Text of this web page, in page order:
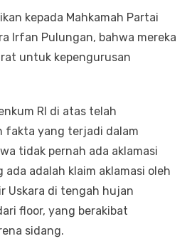
kepada Mahkamah Partai
Irfan Pulungan, bahwa mereka
untuk kepengurusan
RI di atas telah
fakta yang terjadi dalam
tidak pernah ada aklamasi
ada adalah klaim aklamasi oleh
Uskara di tengah hujan
floor, yang berakibat
sidang.